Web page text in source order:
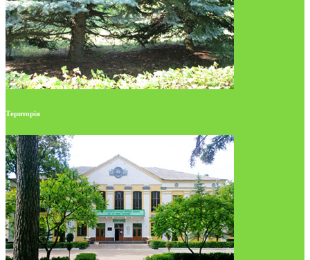
Територія